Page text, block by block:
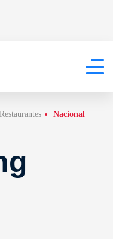
Restaurantes Nacional